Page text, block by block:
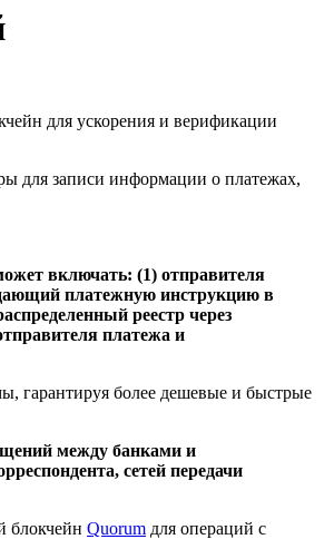
для ускорения и верификации
для записи информации о платежах,
включать: (1) отправителя
платежную инструкцию в
реестр через
платежа и
гарантируя более дешевые и быстрые
между банками и
сетей передачи
блокчейн Quorum для операций с